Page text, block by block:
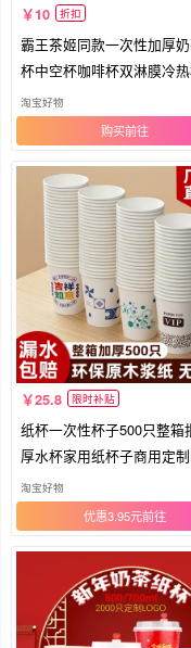
10 折扣
霸王茶姬同款一次性加厚
杯中空杯咖啡杯双淋膜冷
带盖
淘宝好物
购买
25.8 限时补贴
纸杯一次性杯子500只整箱
厚水杯家用纸杯子商用定
o
淘宝好物
优惠3.95元